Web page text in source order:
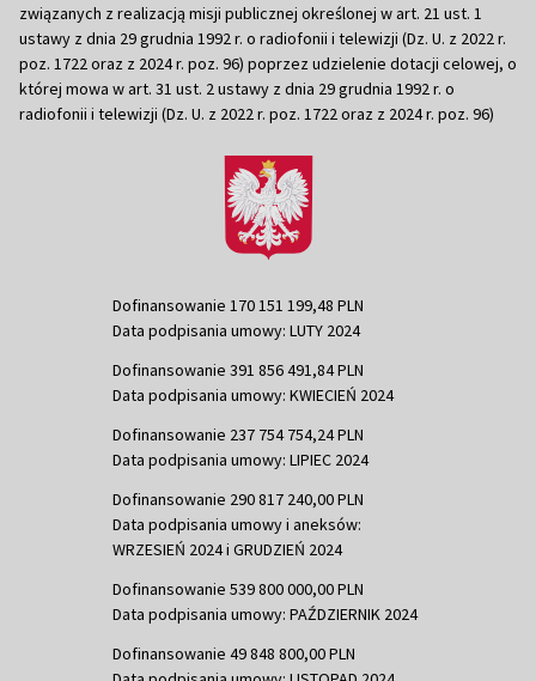
związanych z realizacją misji publicznej określonej w art. 21 ust. 1
ustawy z dnia 29 grudnia 1992 r. o radiofonii i telewizji (Dz. U. z 2022 r.
poz. 1722 oraz z 2024 r. poz. 96) poprzez udzielenie dotacji celowej, o
której mowa w art. 31 ust. 2 ustawy z dnia 29 grudnia 1992 r. o
radiofonii i telewizji (Dz. U. z 2022 r. poz. 1722 oraz z 2024 r. poz. 96)
Dofinansowanie 170 151 199,48 PLN
Data podpisania umowy: LUTY 2024
Dofinansowanie 391 856 491,84 PLN
Data podpisania umowy: KWIECIEŃ 2024
Dofinansowanie 237 754 754,24 PLN
Data podpisania umowy: LIPIEC 2024
Dofinansowanie 290 817 240,00 PLN
Data podpisania umowy i aneksów:
WRZESIEŃ 2024 i GRUDZIEŃ 2024
Dofinansowanie 539 800 000,00 PLN
Data podpisania umowy: PAŹDZIERNIK 2024
Dofinansowanie 49 848 800,00 PLN